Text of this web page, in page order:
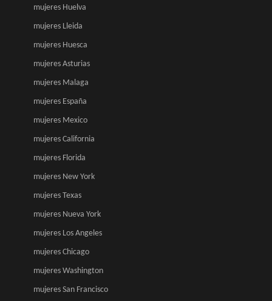
mujeres Huelva
mujeres Lleida
mujeres Huesca
mujeres Asturias
mujeres Malaga
mujeres España
mujeres Mexico
mujeres California
mujeres Florida
mujeres New York
mujeres Texas
mujeres Nueva York
mujeres Los Angeles
mujeres Chicago
mujeres Washington
mujeres San Francisco